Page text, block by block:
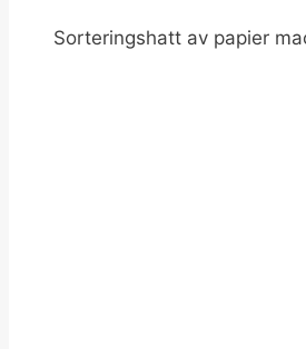
Sorteringshatt av papier